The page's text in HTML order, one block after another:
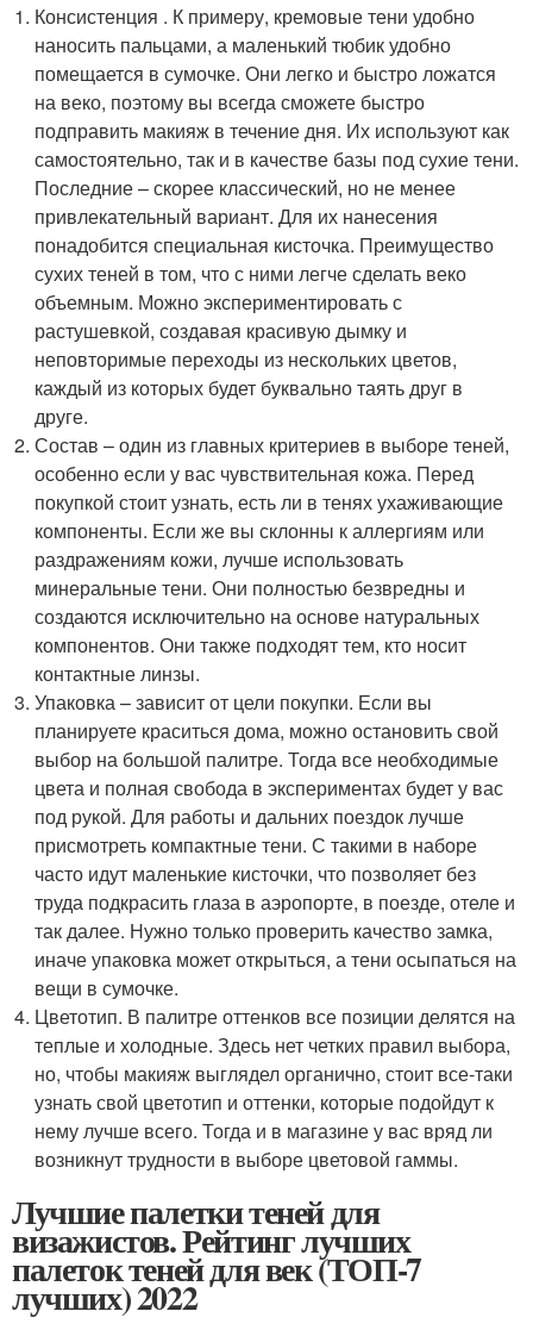
Консистенция . К примеру, кремовые тени удобно
наносить пальцами, а маленький тюбик удобно
помещается в сумочке. Они легко и быстро ложатся
на веко, поэтому вы всегда сможете быстро
подправить макияж в течение дня. Их используют как
самостоятельно, так и в качестве базы под сухие тени.
Последние – скорее классический, но не менее
привлекательный вариант. Для их нанесения
понадобится специальная кисточка. Преимущество
сухих теней в том, что с ними легче сделать веко
объемным. Можно экспериментировать с
растушевкой, создавая красивую дымку и
неповторимые переходы из нескольких цветов,
каждый из которых будет буквально таять друг в
друге.
Состав – один из главных критериев в выборе теней,
особенно если у вас чувствительная кожа. Перед
покупкой стоит узнать, есть ли в тенях ухаживающие
компоненты. Если же вы склонны к аллергиям или
раздражениям кожи, лучше использовать
минеральные тени. Они полностью безвредны и
создаются исключительно на основе натуральных
компонентов. Они также подходят тем, кто носит
контактные линзы.
Упаковка – зависит от цели покупки. Если вы
планируете краситься дома, можно остановить свой
выбор на большой палитре. Тогда все необходимые
цвета и полная свобода в экспериментах будет у вас
под рукой. Для работы и дальних поездок лучше
присмотреть компактные тени. С такими в наборе
часто идут маленькие кисточки, что позволяет без
труда подкрасить глаза в аэропорте, в поезде, отеле и
так далее. Нужно только проверить качество замка,
иначе упаковка может открыться, а тени осыпаться на
вещи в сумочке.
Цветотип. В палитре оттенков все позиции делятся на
теплые и холодные. Здесь нет четких правил выбора,
но, чтобы макияж выглядел органично, стоит все-таки
узнать свой цветотип и оттенки, которые подойдут к
нему лучше всего. Тогда и в магазине у вас вряд ли
возникнут трудности в выборе цветовой гаммы.
Лучшие палетки теней для
визажистов. Рейтинг лучших
палеток теней для век (ТОП-7
лучших) 2022